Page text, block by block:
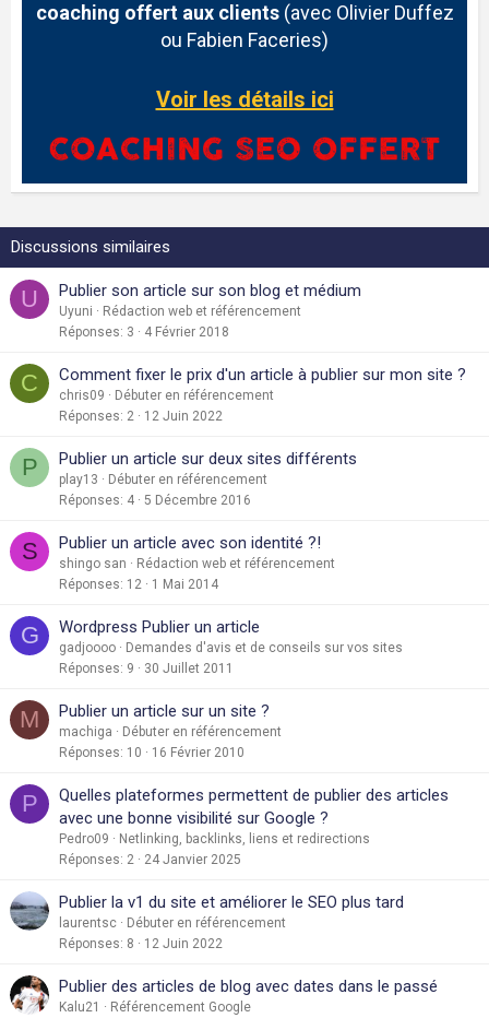
coaching offert aux clients(avec Olivier Duffez
ou Fabien Faceries)
Voir les détails ici
Discussions similaires
U Publier son article sur son blog et médium
Uyuni
Rédaction web et référencement
Réponses 3 4 Février 2018
C Comment fixer le prix d'un article à publier sur mon site ?
chris09
Débuter en référencement
Réponses 2 12 Juin 2022
P Publier un article sur deux sites différents
play13
Débuter en référencement
Réponses 4 5 Décembre 2016
S Publier un article avec son identité ?!
shingo san
Rédaction web et référencement
Réponses 12 1 Mai 2014
G Wordpress Publier un article
gadjoooo
Demandes d'avis et de conseils sur vos sites
Réponses 9 30 Juillet 2011
M Publier un article sur un site ?
machiga
Débuter en référencement
Réponses 10 16 Février 2010
P
Quelles plateformes permettent de publier des articles
avec une bonne visibilité sur Google ?
Pedro09
Netlinking, backlinks, liens et redirections
Réponses 2 24 Janvier 2025
Publier la v1 du site et améliorer le SEO plus tard
laurentsc
Débuter en référencement
Réponses 8 12 Juin 2022
Publier des articles de blog avec dates dans le passé
Kalu21
Référencement Google